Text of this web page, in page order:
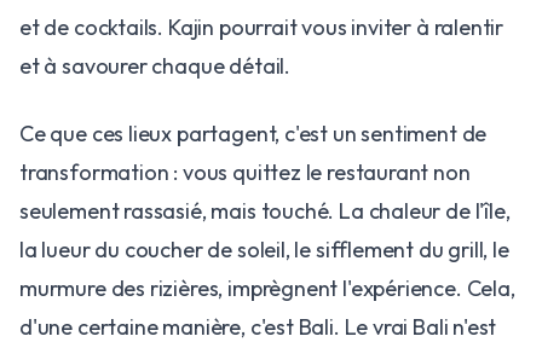
et de cocktails. Kajin pourrait vous inviter à ralentir
et à savourer chaque détail.
Ce que ces lieux partagent, c'est un sentiment de
transformation : vous quittez le restaurant non
seulement rassasié, mais touché. La chaleur de l'île,
la lueur du coucher de soleil, le sifflement du grill, le
murmure des rizières, imprègnent l'expérience. Cela,
d'une certaine manière, c'est Bali. Le vrai Bali n'est